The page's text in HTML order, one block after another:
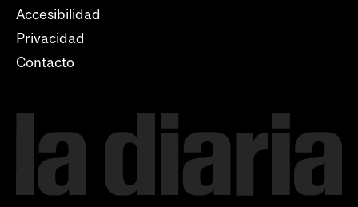
Accesibilidad
Privacidad
Contacto